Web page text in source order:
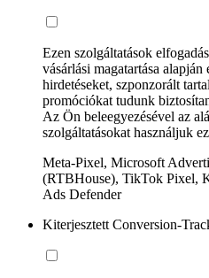
Ezen szolgáltatások
vásárlási magatartása
hirdetéseket, szponzorált
promóciókat tudunk
Az Ön beleegyezésével az
szolgáltatásokat használjuk
Meta-Pixel, Microsoft
(RTBHouse), TikTok Pixel,
Ads Defender
Kiterjesztett Conversion-